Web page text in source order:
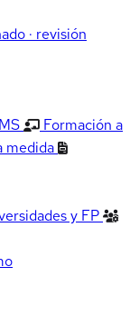
· revisión
Formación a
medida
y FP